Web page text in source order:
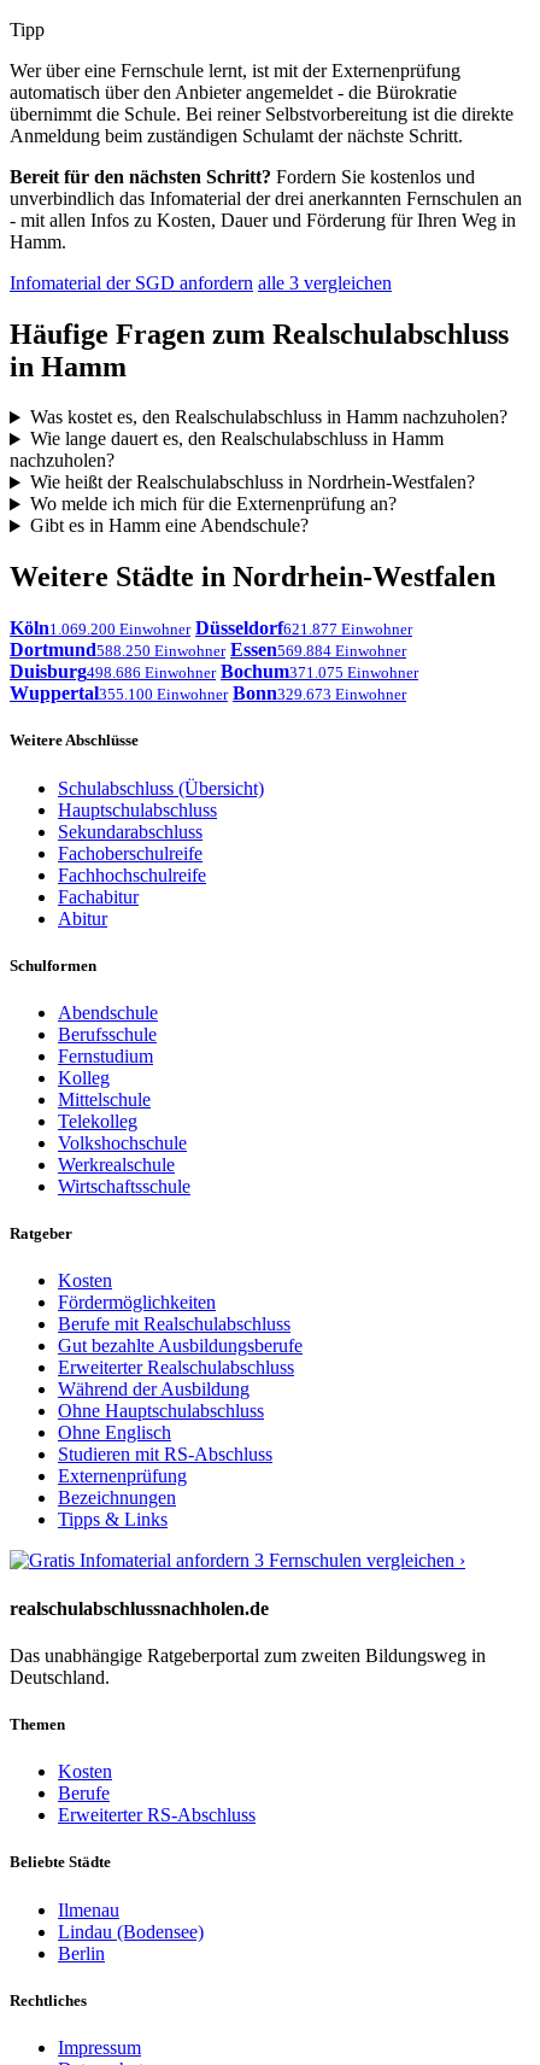
Tipp
Wer über eine Fernschule lernt, ist mit der Externenprüfung
automatisch über den Anbieter angemeldet - die Bürokratie
übernimmt die Schule. Bei reiner Selbstvorbereitung ist die direkte
Anmeldung beim zuständigen Schulamt der nächste Schritt.
Bereit für den nächsten Schritt? Fordern Sie kostenlos und
unverbindlich das Infomaterial der drei anerkannten Fernschulen an
- mit allen Infos zu Kosten, Dauer und Förderung für Ihren Weg in
Hamm.
Infomaterial der SGD anfordern alle 3 vergleichen
Häufige Fragen zum Realschulabschluss
in Hamm
Was kostet es, den Realschulabschluss in Hamm nachzuholen?
Wie lange dauert es, den Realschulabschluss in Hamm
nachzuholen?
Wie heißt der Realschulabschluss in Nordrhein-Westfalen?
Wo melde ich mich für die Externenprüfung an?
Gibt es in Hamm eine Abendschule?
Weitere Städte in Nordrhein-Westfalen
Köln1.069.200 Einwohner Düsseldorf621.877 Einwohner
Dortmund588.250 Einwohner Essen569.884 Einwohner
Duisburg498.686 Einwohner Bochum371.075 Einwohner
Wuppertal355.100 Einwohner Bonn329.673 Einwohner
Weitere Abschlüsse
Schulabschluss (Übersicht)
Hauptschulabschluss
Sekundarabschluss
Fachoberschulreife
Fachhochschulreife
Fachabitur
Abitur
Schulformen
Abendschule
Berufsschule
Fernstudium
Kolleg
Mittelschule
Telekolleg
Volkshochschule
Werkrealschule
Wirtschaftsschule
Ratgeber
Kosten
Fördermöglichkeiten
Berufe mit Realschulabschluss
Gut bezahlte Ausbildungsberufe
Erweiterter Realschulabschluss
Während der Ausbildung
Ohne Hauptschulabschluss
Ohne Englisch
Studieren mit RS-Abschluss
Externenprüfung
Bezeichnungen
Tipps & Links
3 Fernschulen vergleichen ›
realschulabschlussnachholen.de
Das unabhängige Ratgeberportal zum zweiten Bildungsweg in
Deutschland.
Themen
Kosten
Berufe
Erweiterter RS-Abschluss
Beliebte Städte
Ilmenau
Lindau (Bodensee)
Berlin
Rechtliches
Impressum